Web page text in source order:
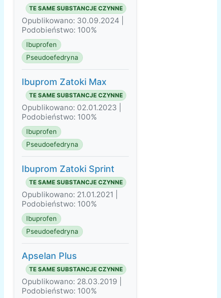
TE SAME SUBSTANCJE CZYNNE
Opublikowano: 30.09.2024 |
Podobieństwo: 100%
Ibuprofen
Pseudoefedryna
Ibuprom Zatoki Max
TE SAME SUBSTANCJE CZYNNE
Opublikowano: 02.01.2023 |
Podobieństwo: 100%
Ibuprofen
Pseudoefedryna
Ibuprom Zatoki Sprint
TE SAME SUBSTANCJE CZYNNE
Opublikowano: 21.01.2021 |
Podobieństwo: 100%
Ibuprofen
Pseudoefedryna
Apselan Plus
TE SAME SUBSTANCJE CZYNNE
Opublikowano: 28.03.2019 |
Podobieństwo: 100%